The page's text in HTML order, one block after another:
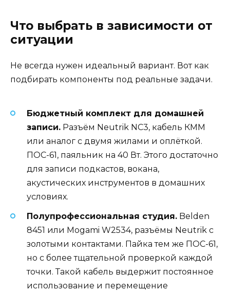
Что выбрать в зависимости от
ситуации
Не всегда нужен идеальный вариант. Вот как
подбирать компоненты под реальные задачи.
Бюджетный комплект для домашней
записи. Разъём Neutrik NC3, кабель КММ
или аналог с двумя жилами и оплёткой.
ПОС-61, паяльник на 40 Вт. Этого достаточно
для записи подкастов, вокана,
акустических инструментов в домашних
условиях.
Полупрофессиональная студия. Belden
8451 или Mogami W2534, разъёмы Neutrik с
золотыми контактами. Пайка тем же ПОС-61,
но с более тщательной проверкой каждой
точки. Такой кабель выдержит постоянное
использование и перемещение